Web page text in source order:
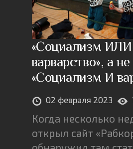
«Социализм ИЛИ
варварство», а не
«Социализм И
02 февраля 2023
Когда несколько
открыл сайт